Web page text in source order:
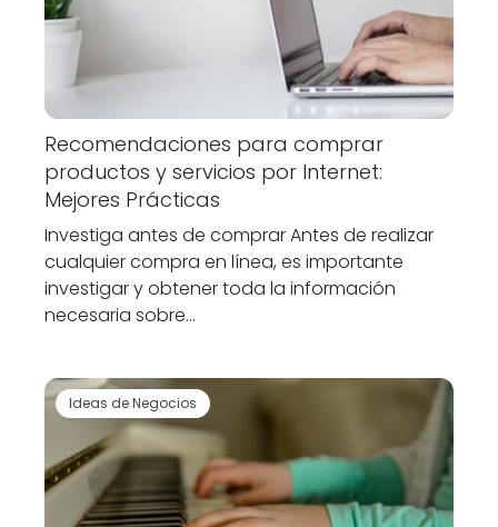
Recomendaciones para comprar
productos y servicios por Internet:
Mejores Prácticas
Investiga antes de comprar Antes de realizar
cualquier compra en línea, es importante
investigar y obtener toda la información
necesaria sobre…
Ideas de Negocios